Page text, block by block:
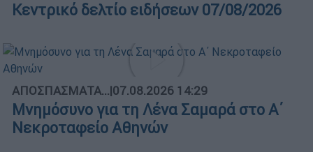
Κεντρικό δελτίο ειδήσεων 07/08/2026
ΑΠΟΣΠΑΣΜΑΤΑ...|07.08.2026 14:29
Μνημόσυνο για τη Λένα Σαμαρά στο Α΄
Νεκροταφείο Αθηνών